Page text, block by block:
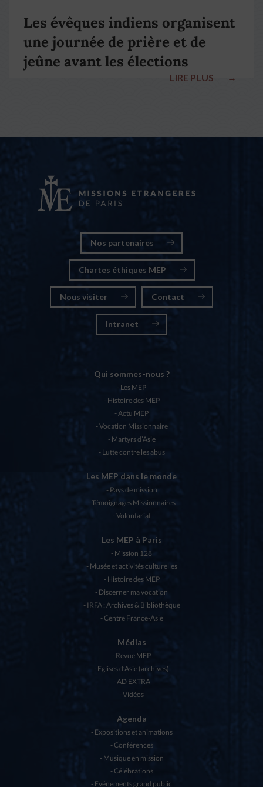
Les évêques indiens organisent
une journée de prière et de
jeûne avant les élections
LIRE PLUS →
Nos partenaires
Chartes éthiques MEP
Nous visiter Contact
Intranet
Qui sommes-nous ?
Les MEP
Histoire des MEP
Actu MEP
Vocation Missionnaire
Martyrs d’Asie
Lutte contre les abus
Les MEP dans le monde
Pays de mission
Témoignages Missionnaires
Volontariat
Les MEP à Paris
Mission 128
Musée et activités culturelles
Histoire des MEP
Discerner ma vocation
IRFA : Archives & Bibliothèque
Centre France-Asie
Médias
Revue MEP
Eglises d’Asie (archives)
AD EXTRA
Vidéos
Agenda
Expositions et animations
Conférences
Musique en mission
Célébrations
Evénements grand public